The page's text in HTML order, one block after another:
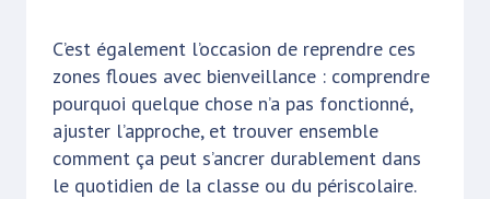
C’est également l’occasion de reprendre ces
zones floues avec bienveillance : comprendre
pourquoi quelque chose n’a pas fonctionné,
ajuster l’approche, et trouver ensemble
comment ça peut s’ancrer durablement dans
le quotidien de la classe ou du périscolaire.